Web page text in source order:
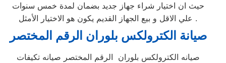
حيث ان اختيار شراء جهاز جديد بضمان لمدة خمس سنوات
علي الاقل و بيع الجهاز القديم يكون هو الاختيار الأمثل .
صيانة الكترولكس بلوران الرقم المختصر
صيانه الكترولكس بلوران الرقم المختصر صيانه تكيفات